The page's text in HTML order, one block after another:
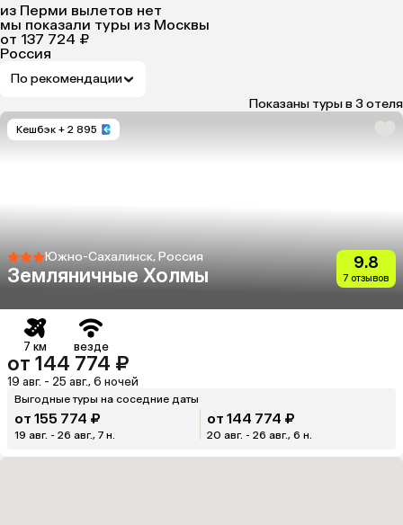
из Перми вылетов нет
мы показали туры из Москвы
от 137 724 ₽
Россия
По рекомендации
Показаны туры в 3 отеля
Кешбэк + 2 895
Южно-Сахалинск, Россия
Земляничные Холмы
9.8
7 отзывов
7 км везде
от 144 774 ₽
19 авг. - 25 авг., 6 ночей
Выгодные туры на соседние даты
от 155 774 ₽
19 авг. - 26 авг., 7 н.
от 144 774 ₽
20 авг. - 26 авг., 6 н.